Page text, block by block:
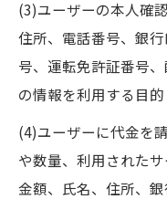
(3)ユーザーの本人確
住所、電話番号、銀
号、運転免許証番号
の情報を利用する目的
(4)ユーザーに代金を
や数量、利用された
金額、氏名、住所、